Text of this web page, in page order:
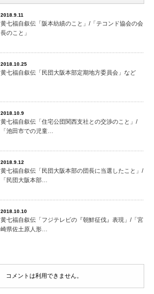
2018.9.11
黄七福自叙伝「阪本紡績のこと」/「テコンド協会の会
長のこと」
2018.10.25
黄七福自叙伝「民団大阪本部定期地方委員会」など
2018.10.9
黄七福自叙伝「住宅公団関西支社との交渉のこと」/
「池田市での児童…
2018.9.12
黄七福自叙伝「民団大阪本部の団長に当選したこと」/
「民団大阪本部…
2018.10.10
黄七福自叙伝「フジテレビの『朝鮮征伐』表現」/「宮
崎県佐土原人形…
コメントは利用できません。